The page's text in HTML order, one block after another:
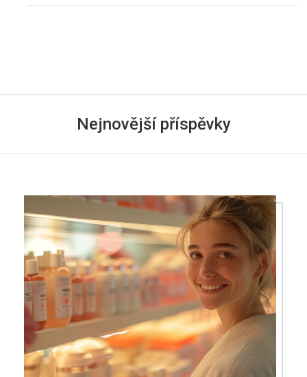
Nejnovější příspěvky